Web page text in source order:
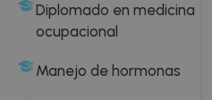
Diplomado en medicina
ocupacional
Manejo de hormonas